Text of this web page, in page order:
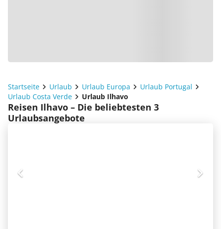
Startseite Urlaub Urlaub Europa
Urlaub Portugal
Urlaub Costa Verde
Urlaub Ilhavo
Reisen Ilhavo – Die beliebtesten 3
Urlaubsangebote